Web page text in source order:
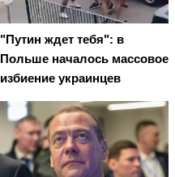
"Путин ждет тебя": в
Польше началось массовое
избиение украинцев